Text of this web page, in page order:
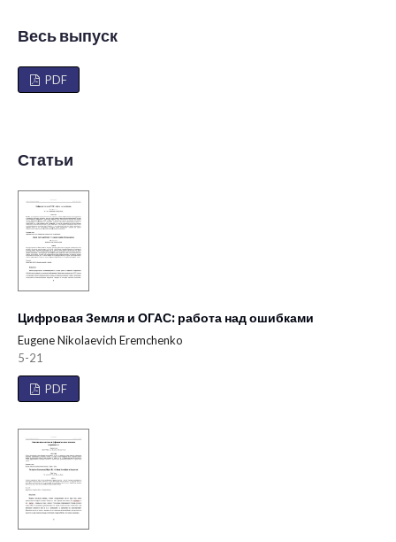
Весь выпуск
PDF
Статьи
Цифровая Земля и ОГАС: работа над ошибками
Eugene Nikolaevich Eremchenko
5-21
PDF